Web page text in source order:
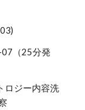
（25分発
ロジー内容洗